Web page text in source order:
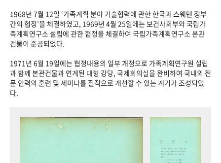
성과 50선 숫자로 보는 50년 50+1주년 광장
세계와 함께 한 KIHASA
VR 역사관
1968년 7월 12일 ‘가족계획 분야 기술협력에 관한 한국과 스웨덴 정부
간의 협정’을 체결하였고, 1969년 4월 25일에는 보건사회부와 국립가
족계획연구소 설립에 관한 협정을 체결하여 국립가족계획연구소 본관
건물이 준공되었다.
1971년 6월 19일에는 협정내용의 일부 개정으로 가족계획연구원 설립
과 함께 본관건물과 연계된 대형 강당, 국제회의실을 완비하여 국내외 전
문 인력의 훈련 및 세미나를 질적으로 개선할 수 있는 계기가 조성되었
다.